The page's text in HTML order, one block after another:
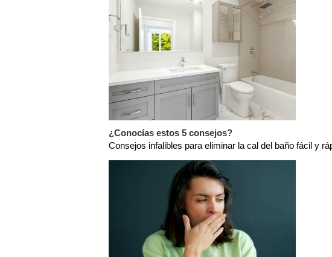
¿Conocías estos 5 consejos?
Consejos infalibles para eliminar la cal del baño fácil y